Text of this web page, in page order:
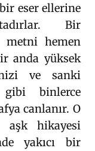
eser ellerine
Bir
metni hemen
anda yüksek
ve sanki
binlerce
canlanır. O
aşk hikayesi
yakıcı bir